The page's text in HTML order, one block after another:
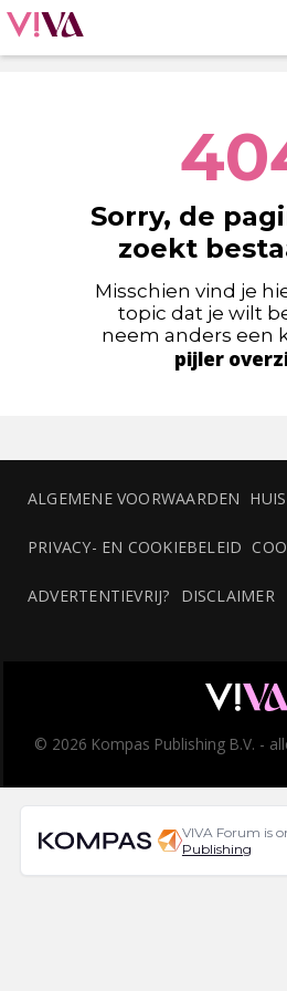
Sorry, de
zoekt
Misschien vind je
topic dat je wilt
neem anders een
pijler
ALGEMENE VOORWAARDEN
PRIVACY- EN COOKIEBELEID
ADVERTENTIEVRIJ? DISCLAIMER
© 2026 Kompas Publishing B.V. -
VIVA Forum is
Publishing